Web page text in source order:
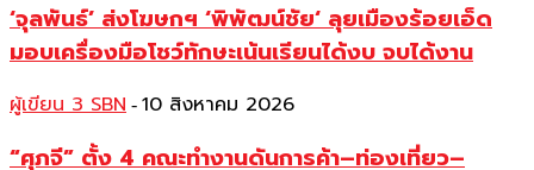
‘จุลพันธ์’ ส่งโฆษกฯ ‘พิพัฒน์ชัย‘ ลุยเมืองร้อยเอ็ด
มอบเครื่องมือโชว์ทักษะเน้นเรียนได้งบ จบได้งาน
ผู้เขียน 3 SBN - 10 สิงหาคม 2026
“ศุภจี” ตั้ง 4 คณะทำงานดันการค้า–ท่องเที่ยว–